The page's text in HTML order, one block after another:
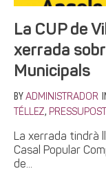
La CUP de
xerrada
Municipals
BY ADMINISTRADOR
TÉLLEZ,
La xerrada tindrà
Casal Popular
de...